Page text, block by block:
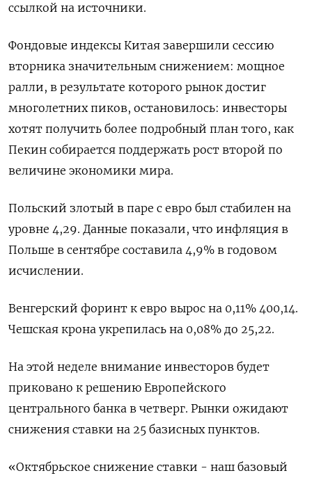
ссылкой на источники.
Фондовые индексы Китая завершили сессию
вторника значительным снижением: мощное
ралли, в результате которого рынок достиг
многолетних пиков, остановилось: инвесторы
хотят получить более подробный план того, как
Пекин собирается поддержать рост второй по
величине экономики мира.
Польский злотый в паре с евро был стабилен на
уровне 4,29. Данные показали, что инфляция в
Польше в сентябре составила 4,9% в годовом
исчислении.
Венгерский форинт к евро вырос на 0,11% 400,14.
Чешская крона укрепилась на 0,08% до 25,22.
На этой неделе внимание инвесторов будет
приковано к решению Европейского
центрального банка в четверг. Рынки ожидают
снижения ставки на 25 базисных пунктов.
«Октябрьское снижение ставки - наш базовый